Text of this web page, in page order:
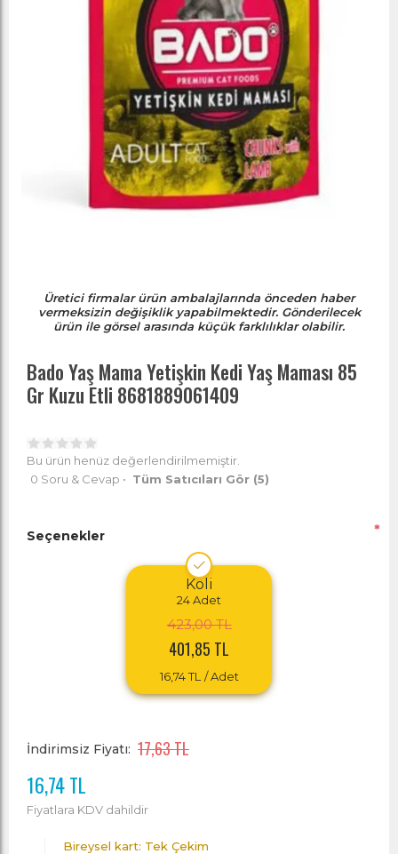
Üretici firmalar ürün ambalajlarında önceden haber
vermeksizin değişiklik yapabilmektedir. Gönderilecek
ürün ile görsel arasında küçük farklılıklar olabilir.
Bado Yaş Mama Yetişkin Kedi Yaş Maması 85
Gr Kuzu Etli 8681889061409
Bu ürün henüz değerlendirilmemiştir.
0 Soru & Cevap • Tüm Satıcıları Gör (5)
Seçenekler *
Koli
24Adet
423,00 TL
401,85 TL
16,74 TL / Adet
İndirimsiz Fiyatı: 17,63 TL
16,74 TL
Fiyatlara KDV dahildir
Bireysel kart: Tek Çekim